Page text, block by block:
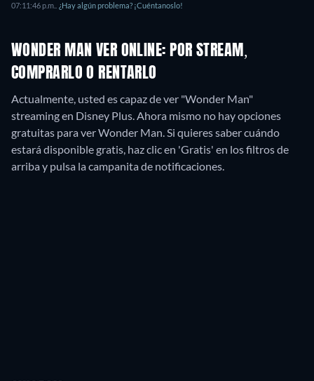
07:11:46 p.m.
¿Hay algún problema? ¡Cuéntanoslo!
WONDER MAN VER ONLINE: POR STREAM,
COMPRARLO O RENTARLO
Actualmente, usted es capaz de ver "Wonder Man"
streaming en Disney Plus.Ahora mismo no hay opciones
gratuitas para ver Wonder Man. Si quieres saber cuándo
estará disponible gratis, haz clic en 'Gratis' en los filtros de
arriba y pulsa la campanita de notificaciones.